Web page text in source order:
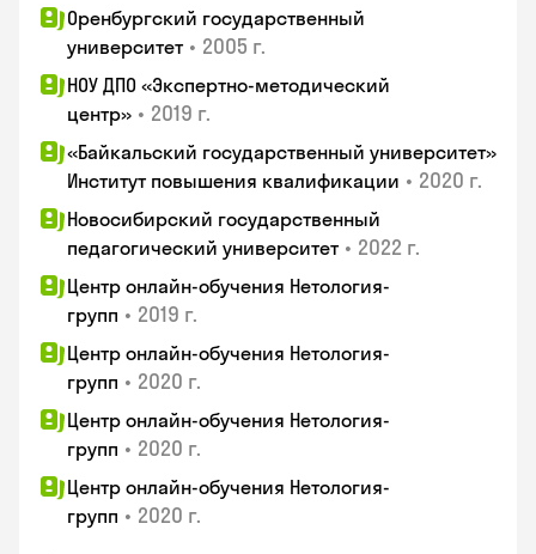
Оренбургский государственный
университет • 2005 г.
НОУ ДПО «Экспертно-методический
центр» • 2019 г.
«Байкальский государственный университет»
Институт повышения квалификации • 2020 г.
Новосибирский государственный
педагогический университет • 2022 г.
Центр онлайн-обучения Нетология-
групп • 2019 г.
Центр онлайн-обучения Нетология-
групп • 2020 г.
Центр онлайн-обучения Нетология-
групп • 2020 г.
Центр онлайн-обучения Нетология-
групп • 2020 г.